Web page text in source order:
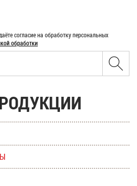
согласие на обработку персональных
обработки